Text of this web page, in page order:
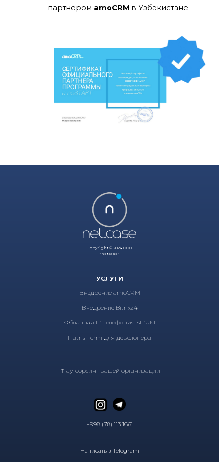
партнёром amoCRM в Узбекистане
+998 (78) 113 1661
Написать в Telegram
УСЛУГИ
Внедрение amoCRM
Внедрение Bitrix24
Облачная IP-телефония SIPUNI
Flatris - crm для девелопера
IT-аутсорсинг вашей организации
Copyright © 2024 ООО
«netcase»